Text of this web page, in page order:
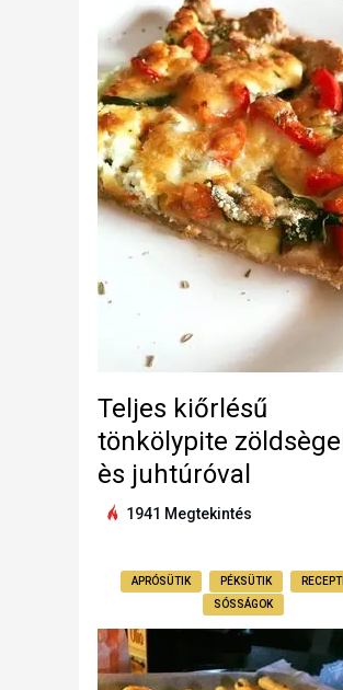
Teljes kiőrlésű
tönkölypite
ès juhtúróval
1941 Megtekintés
APRÓSÜTIK PÉKSÜTIK
SÓSSÁGOK